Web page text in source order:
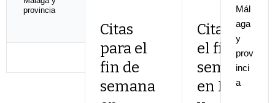
Citas
para el
fin de
semana
Citas para
el fin de
semana
en Málaga
Mál
aga
y
prov
inci
a
provincia